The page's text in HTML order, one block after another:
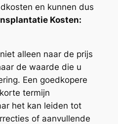
en kunnen dus
Kosten:
alleen naar de prijs
de waarde die u
Een goedkopere
termijn
het kan leiden tot
of aanvullende